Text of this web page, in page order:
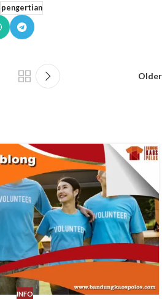
pengertian
Older
INFO